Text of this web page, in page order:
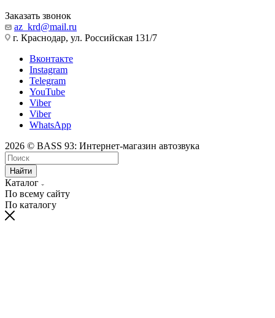
Заказать звонок
az_krd@mail.ru
г. Краснодар, ул. Российская 131/7
Вконтакте
Instagram
Telegram
YouTube
Viber
Viber
WhatsApp
2026 © BASS 93: Интернет-магазин автозвука
Найти
Каталог
По всему сайту
По каталогу